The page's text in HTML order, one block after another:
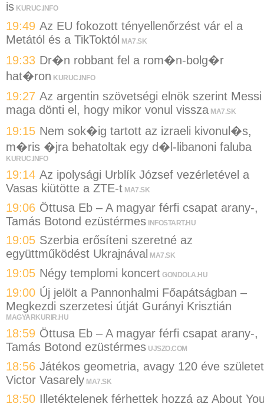
is KURUC.INFO
19:49 Az EU fokozott tényellenőrzést vár el a
Metától és a TikToktól MA7.SK
19:33 Dr�n robbant fel a rom�n-bolg�r
hat�ron KURUC.INFO
19:27 Az argentin szövetségi elnök szerint Messi
maga dönti el, hogy mikor vonul vissza MA7.SK
19:15 Nem sok�ig tartott az izraeli kivonul�s,
m�ris �jra behatoltak egy d�l-libanoni faluba
KURUC.INFO
19:14 Az ipolysági Urblík József vezérletével a
Vasas kiütötte a ZTE-t MA7.SK
19:06 Öttusa Eb – A magyar férfi csapat arany-,
Tamás Botond ezüstérmes INFOSTART.HU
19:05 Szerbia erősíteni szeretné az
együttműködést Ukrajnával
MA7.SK
19:05 Négy templomi koncert GONDOLA.HU
19:00 Új jelölt a Pannonhalmi Főapátságban –
Megkezdi szerzetesi útját Gurányi Krisztián
MAGYARKURIR.HU
18:59 Öttusa Eb – A magyar férfi csapat arany-,
Tamás Botond ezüstérmes UJSZO.COM
18:56 Játékos geometria, avagy 120 éve
Victor Vasarely MA7.SK
18:50 Illetéktelenek férhettek hozzá az About